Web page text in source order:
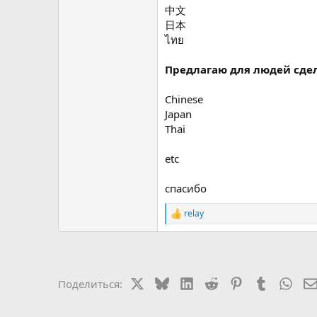
中文
日本
ไทย
Предлагаю для людей
Chinese
Japan
Thai
etc
спасибо
Р
е
relay
Поделиться: BlueskyLinkedIn
Reddit PinterestTumblr